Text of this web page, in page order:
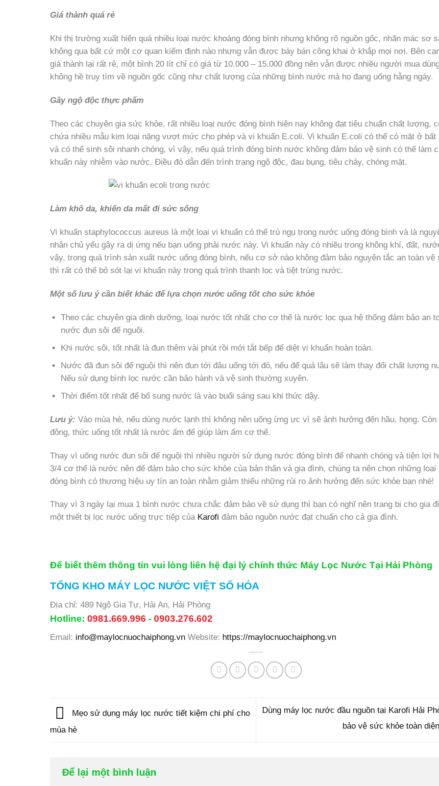
Giá thành quá rẻ
Khi thị trường xuất hiện quá nhiều loại nước khoáng đóng bình nhưng không rõ nguồn gốc, nhãn mác sơ
không qua bất cứ một cơ quan kiểm định nào nhưng vẫn được bày bán công khai ở khắp mọi nơi. Bên
giá thành lại rất rẻ, một bình 20 lít chỉ có giá từ 10.000 – 15.000 đồng nên vẫn được nhiều người mua
không hề truy tìm về nguồn gốc cũng như chất lượng của những bình nước mà họ đang uống hằng ngày.
Gây ngộ độc thực phẩm
Theo các chuyên gia sức khỏe, rất nhiều loại nước đóng bình hiện nay không đạt tiêu chuẩn chất lượng,
chứa nhiều mẫu kim loại nặng vượt mức cho phép và vi khuẩn E.coli. Vi khuẩn E.coli có thể có mặt ở bất
và có thể sinh sôi nhanh chóng, vì vậy, nếu quá trình đóng bình nước không đảm bảo vệ sinh có thể làm
khuẩn này nhiễm vào nước. Điều đó dẫn đến trình trạng ngộ độc, đau bụng, tiêu chảy, chóng mặt.
Làm khô da, khiến da mất đi sức sống
Vi khuẩn staphylococcus aureus là một loại vi khuẩn có thể trú ngụ trong nước uống đóng bình và là
nhân chủ yếu gây ra dị ứng nếu bạn uống phải nước này. Vi khuẩn này có nhiều trong không khí, đất,
vậy, trong quá trình sản xuất nước uống đóng bình, nếu cơ sở nào không đảm bảo nguyên tắc an toàn vệ
thì rất có thể bỏ sót lại vi khuẩn này trong quá trình thanh lọc và tiệt trùng nước.
Một số lưu ý cần biết khác để lựa chọn nước uống tốt cho sức khỏe
Theo các chuyên gia dinh dưỡng, loại nước tốt nhất cho cơ thể là nước lọc qua hệ thống đảm bảo an
nước đun sôi để nguội.
Khi nước sôi, tốt nhất là đun thêm vài phút rồi mới tắt bếp để diệt vi khuẩn hoàn toàn.
Nước đã đun sôi để nguội thì nên đun tới đâu uống tới đó, nếu để quá lâu sẽ làm thay đổi chất lượng
Nếu sử dụng bình lọc nước cần bảo hành và vệ sinh thường xuyên.
Thời điểm tốt nhất để bổ sung nước là vào buổi sáng sau khi thức dậy.
Lưu ý: Vào mùa hè, nếu dùng nước lạnh thì không nên uống ừng ực vì sẽ ảnh hưởng đến hầu, họng. Còn
đông, thức uống tốt nhất là nước ấm để giúp làm ấm cơ thể.
Thay vì uống nước đun sôi để nguội thì nhiều người sử dụng nước đóng bình để nhanh chóng và tiện lợi
3/4 cơ thể là nước nên để đảm bảo cho sức khỏe của bản thân và gia đình, chúng ta nên chọn những
đóng bình có thương hiệu uy tín an toàn nhằm giảm thiểu những rủi ro ảnh hưởng đến sức khỏe bạn nhé!
Thay vì 3 ngày lại mua 1 bình nước chưa chắc đảm bảo về sử dụng thì bạn có nghĩ nên trang bị cho gia
một thiết bị lọc nước uống trực tiếp của Karofi đảm bảo nguồn nước đạt chuẩn cho cả gia đình.
Để biết thêm thông tin vui lòng liên hệ đại lý chính thức Máy Lọc Nước Tại Hải Phòng
TỔNG KHO MÁY LỌC NƯỚC VIỆT SỐ HÓA
Địa chỉ: 489 Ngô Gia Tự, Hải An, Hải Phòng
Hotline: 0981.669.996 - 0903.276.602
Email: info@maylocnuochaiphong.vn Website: https://maylocnuochaiphong.vn
Mẹo sử dụng máy lọc nước tiết kiệm chi phí cho
mùa hè
Dùng máy lọc nước đầu nguồn tại Karofi Hải
bảo vệ sức khỏe toàn diện
Để lại một bình luận